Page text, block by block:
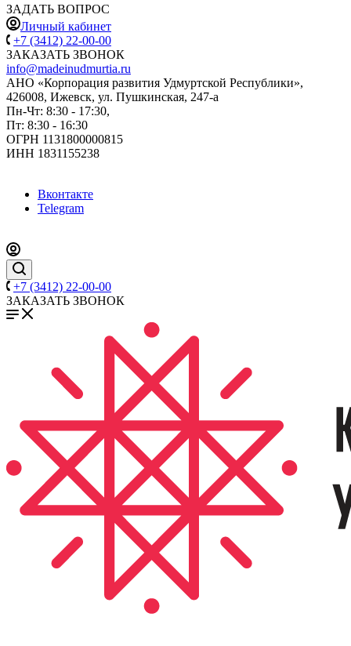
ЗАДАТЬ ВОПРОС
Личный кабинет
+7 (3412) 22-00-00
ЗАКАЗАТЬ ЗВОНОК
info@madeinudmurtia.ru
АНО «Корпорация развития Удмуртской Республики»,
426008, Ижевск, ул. Пушкинская, 247-а
Пн-Чт: 8:30 - 17:30,
Пт: 8:30 - 16:30
ОГРН 1131800000815
ИНН 1831155238
Вконтакте
Telegram
+7 (3412) 22-00-00
ЗАКАЗАТЬ ЗВОНОК